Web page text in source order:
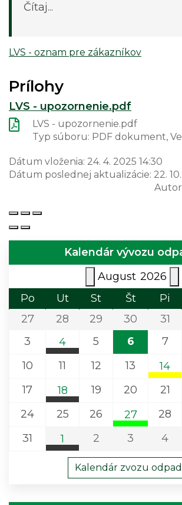
Čítaj...
LVS - oznam pre zákazníkov
Prílohy
LVS - upozornenie.pdf
LVS - upozornenie.pdf
Typ súboru: PDF dokument,
Dátum vloženia: 24. 4. 2025 14:30
Dátum poslednej aktualizácie: 22.
Kalendár vývozu
August 2026
Po
Ut St Št Pi
27
28 29 30 31
3
4
Komunálny odpad
Liptovská Sielnica
5 6 7
10
11 12 13
14
17
18
Komunálny odpad
Liptovská Sielnica
19 20 21
24
25 26
27
Sklo
28
31
1
Komunálny odpad
Liptovská Sielnica
2 3 4
Kalendár zvozu